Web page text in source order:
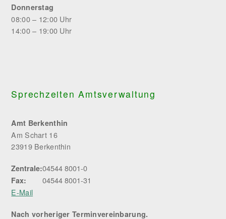
Donnerstag
08:00 – 12:00 Uhr
14:00 – 19:00 Uhr
Sprechzeiten Amtsverwaltung
Amt Berkenthin
Am Schart 16
23919 Berkenthin
Zentrale:04544 8001-0
Fax:
04544 8001-31
E-Mail
Nach vorheriger Terminvereinbarung.